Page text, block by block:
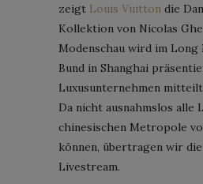
zeigt Louis Vuitton die
Kollektion von Nicolas
Modenschau wird im Long
Bund in Shanghai
Luxusunternehmen
Da nicht ausnahmslos alle
chinesischen Metropole
können, übertragen wir
Livestream.